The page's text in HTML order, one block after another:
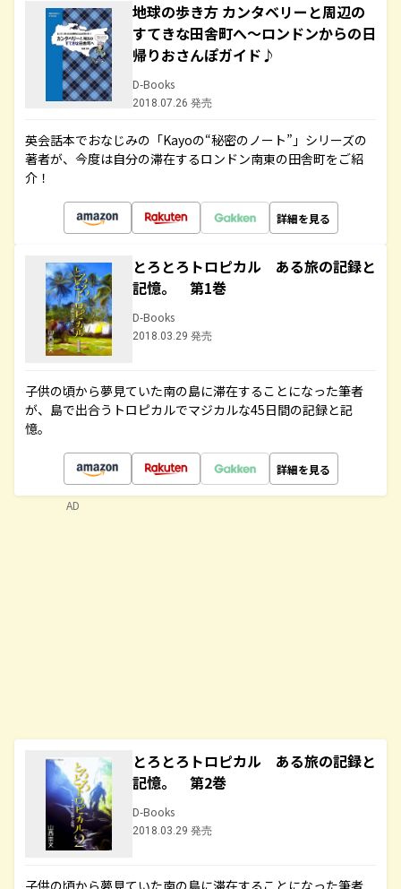
地球の歩き方 カンタベリーと周辺の
すてきな田舎町へ～ロンドンからの日
帰りおさんぽガイド♪
D-Books
2018.07.26 発売
英会話本でおなじみの「Kayoの“秘密のノート”」シリーズの
著者が、今度は自分の滞在するロンドン南東の田舎町をご紹
介！
詳細を見る
とろとろトロピカル ある旅の記録と
記憶。 第1巻
D-Books
2018.03.29 発売
子供の頃から夢見ていた南の島に滞在することになった筆者
が、島で出合うトロピカルでマジカルな45日間の記録と記
憶。
詳細を見る
とろとろトロピカル ある旅の記録と
記憶。 第2巻
D-Books
2018.03.29 発売
子供の頃から夢見ていた南の島に滞在することになった筆者
AD